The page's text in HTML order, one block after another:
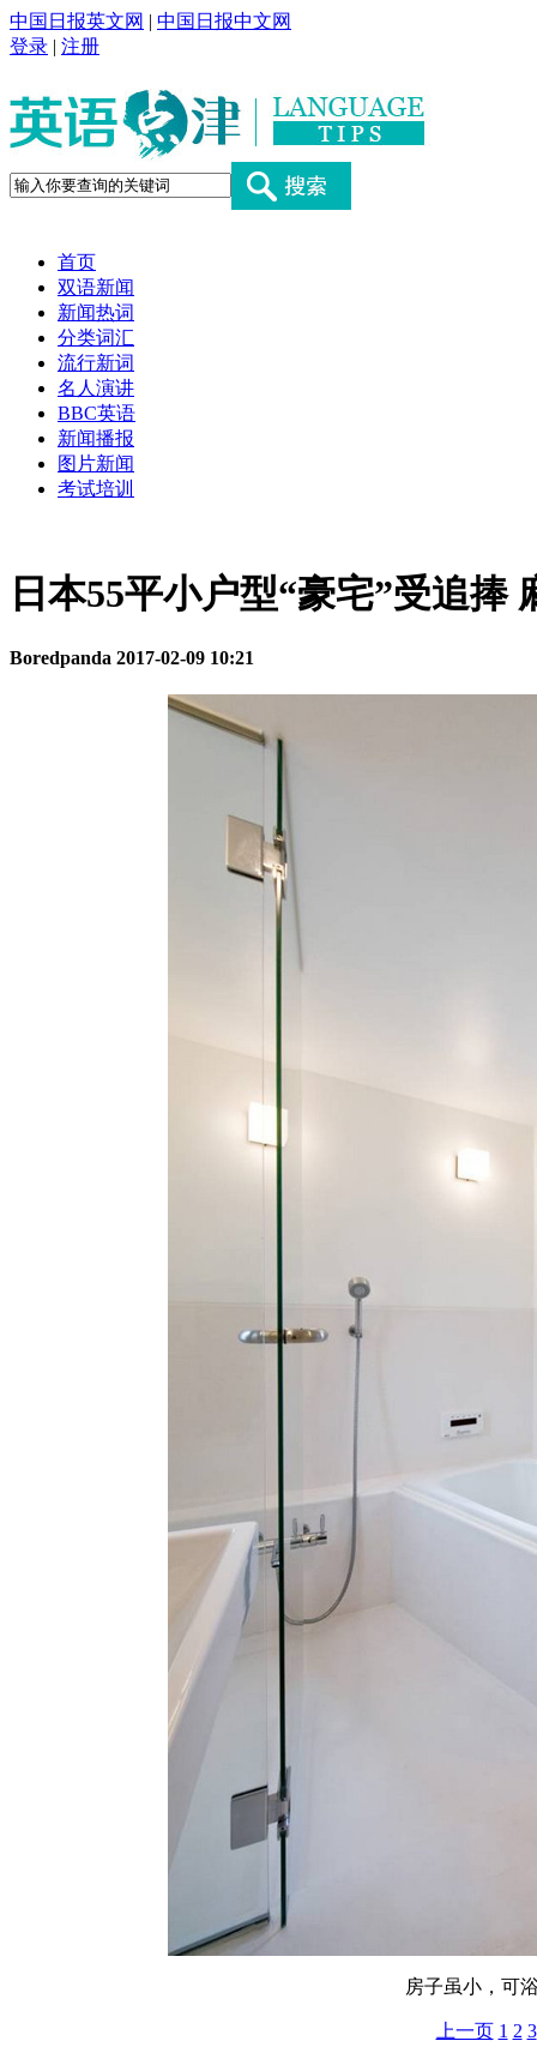
中国日报英文网 | 中国日报中文网
登录 | 注册
首页
双语新闻
新闻热词
分类词汇
流行新词
名人演讲
BBC英语
新闻播报
图片新闻
考试培训
日本55平小户型“豪宅”受追捧
Boredpanda 2017-02-09 10:21
房子虽小，可
上一页 1 2 3